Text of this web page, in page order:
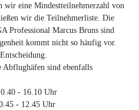
wir eine Mindestteilnehmerzahl von
wir die Teilnehmerliste. Die
Professional Marcus Bruns sind
kommt nicht so häufig vor.
sind ebenfalls
- 16.10 Uhr
- 12.45 Uhr